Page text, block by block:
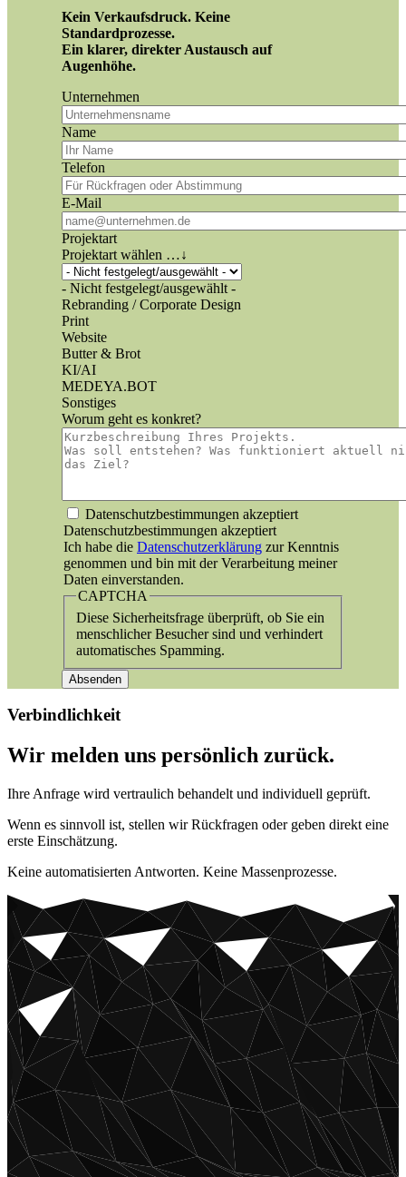
Kein Verkaufsdruck. Keine
Standardprozesse.
Ein klarer, direkter Austausch auf
Augenhöhe.
Unternehmen
Name
Telefon
E-Mail
Projektart
Projektart wählen …↓
- Nicht festgelegt/ausgewählt -
Rebranding / Corporate Design
Print
Website
Butter & Brot
KI/AI
MEDEYA.BOT
Sonstiges
Worum geht es konkret?
Datenschutz
Datenschutzbestimmungen akzeptiert
Datenschutzbestimmungen akzeptiert
Ich habe die Datenschutzerklärung zur Kenntnis
genommen und bin mit der Verarbeitung meiner
Daten einverstanden.
CAPTCHA
Diese Sicherheitsfrage überprüft, ob Sie ein
menschlicher Besucher sind und verhindert
automatisches Spamming.
Verbindlichkeit
Wir melden uns persönlich zurück.
Ihre Anfrage wird vertraulich behandelt und individuell geprüft.
Wenn es sinnvoll ist, stellen wir Rückfragen oder geben direkt eine
erste Einschätzung.
Keine automatisierten Antworten. Keine Massenprozesse.